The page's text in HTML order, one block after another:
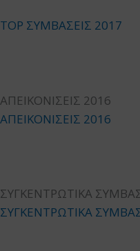
TOP ΣΥΜΒΑΣΕΙΣ 2017
ΑΠΕΙΚΟΝΙΣΕΙΣ 2016
ΑΠΕΙΚΟΝΙΣΕΙΣ 2016
ΣΥΓΚΕΝΤΡΩΤΙΚΑ
ΣΥΓΚΕΝΤΡΩΤΙΚΑ